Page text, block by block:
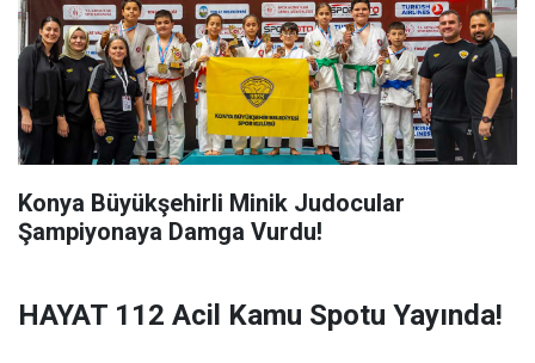
Konya Büyükşehirli Minik Judocular
Şampiyonaya Damga Vurdu!
HAYAT 112 Acil Kamu Spotu Yayında!